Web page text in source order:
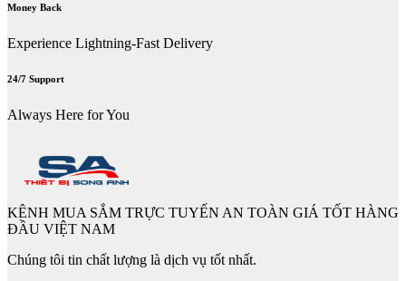
Money Back
Experience Lightning-Fast Delivery
24/7 Support
Always Here for You
KÊNH MUA SẮM TRỰC TUYẾN AN TOÀN GIÁ TỐT HÀNG
ĐẦU VIỆT NAM
Chúng tôi tin chất lượng là dịch vụ tốt nhất.